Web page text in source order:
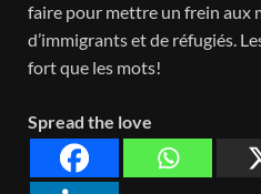
faire pour mettre un frein aux
d’immigrants et de réfugiés.
fort que les mots!
Spread the love